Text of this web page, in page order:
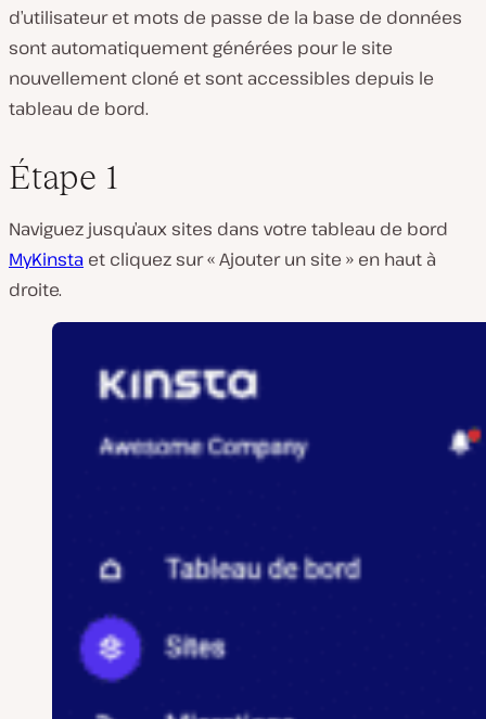
d’utilisateur et mots de passe de la base de données
sont automatiquement générées pour le site
nouvellement cloné et sont accessibles depuis le
tableau de bord.
Étape 1
Naviguez jusqu’aux sites dans votre tableau de bord
MyKinsta et cliquez sur « Ajouter un site » en haut à
droite.